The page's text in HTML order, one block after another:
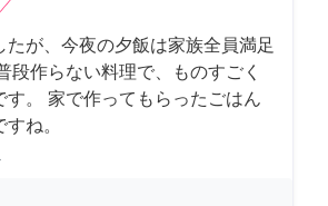
たが、今夜の夕飯は家族全員満足
段作らない料理で、ものすごく
す。 家で作ってもらったごはん
ね。